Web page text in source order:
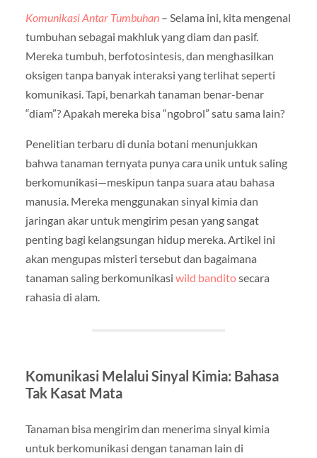
Komunikasi Antar Tumbuhan– Selama ini, kita mengenal
tumbuhan sebagai makhluk yang diam dan pasif.
Mereka tumbuh, berfotosintesis, dan menghasilkan
oksigen tanpa banyak interaksi yang terlihat seperti
komunikasi. Tapi, benarkah tanaman benar-benar
“diam”? Apakah mereka bisa “ngobrol” satu sama lain?
Penelitian terbaru di dunia botani menunjukkan
bahwa tanaman ternyata punya cara unik untuk saling
berkomunikasi—meskipun tanpa suara atau bahasa
manusia. Mereka menggunakan sinyal kimia dan
jaringan akar untuk mengirim pesan yang sangat
penting bagi kelangsungan hidup mereka. Artikel ini
akan mengupas misteri tersebut dan bagaimana
tanaman saling berkomunikasi wild banditosecara
rahasia di alam.
Komunikasi Melalui Sinyal Kimia: Bahasa
Tak Kasat Mata
Tanaman bisa mengirim dan menerima sinyal kimia
untuk berkomunikasi dengan tanaman lain di